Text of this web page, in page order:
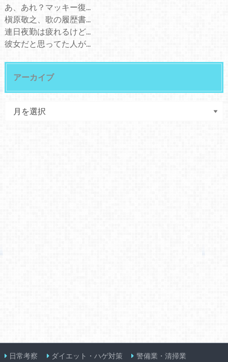
あ、あれ？マッキー復...
槇原敬之、歌の履歴書...
連日夜勤は疲れるけど...
彼女だと思ってた人が...
アーカイブ
日常考察 ダイエット・ハゲ対策 警備業・清掃業